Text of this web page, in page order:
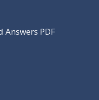
Answers PDF